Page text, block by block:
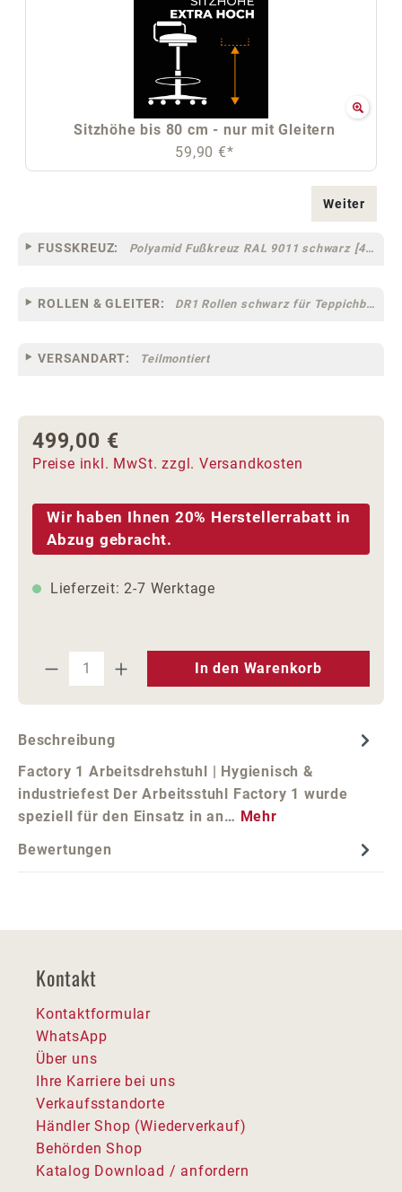
Sitzhöhe bis 80 cm - nur mit Gleitern
59,90 €*
Weiter
FUSSKREUZ: Polyamid Fußkreuz RAL 9011 schwarz [44]
ROLLEN & GLEITER: DR1 Rollen schwarz für Teppichböden [10]
VERSANDART: Teilmontiert
Regulärer Preis:
499,00 €
Preise inkl. MwSt. zzgl. Versandkosten
Wir haben Ihnen 20% Herstellerrabatt in
Abzug gebracht.
Lieferzeit: 2-7 Werktage
Produkt Anzahl: Gib den
In den Warenkorb
Beschreibung
Factory 1 Arbeitsdrehstuhl | Hygienisch &
industriefest Der Arbeitsstuhl Factory 1 wurde
speziell für den Einsatz in an… Mehr
Bewertungen
Kontakt
Kontaktformular
WhatsApp
Über uns
Ihre Karriere bei uns
Verkaufsstandorte
Händler Shop (Wiederverkauf)
Behörden Shop
Katalog Download / anfordern